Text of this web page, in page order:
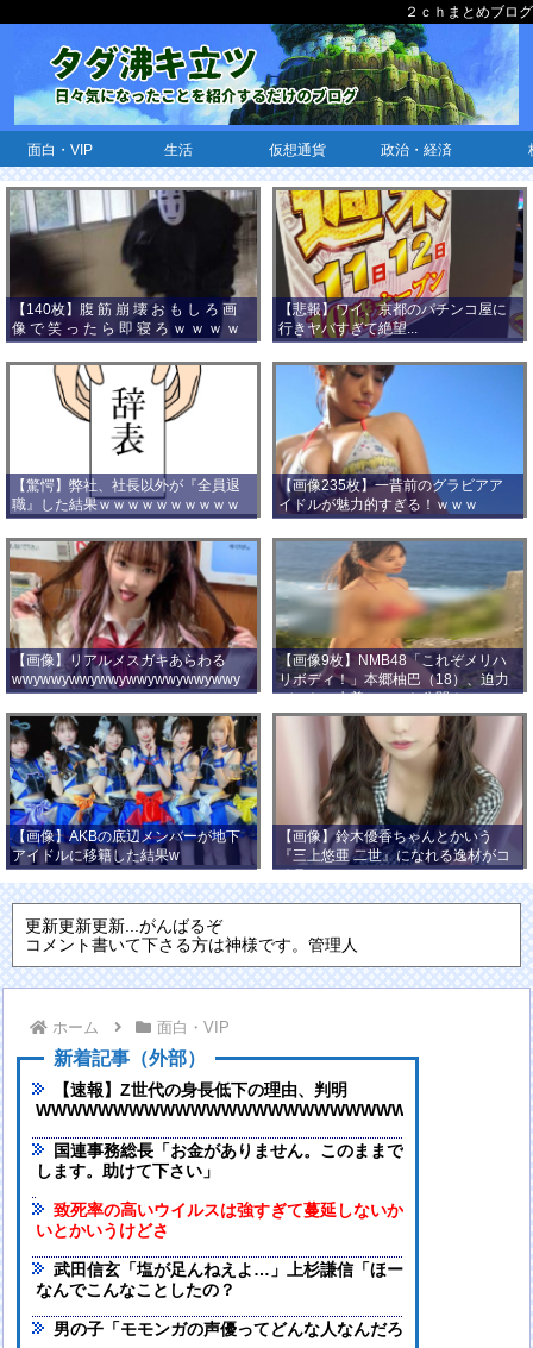
２ｃｈまとめブログ
面白・VIP 生活 仮想通貨 政治・経済
【140枚】腹 筋 崩 壊 お も し ろ 画
像 で 笑 っ た ら 即 寝 ろ ｗ ｗ ｗ ｗ
ｗ ｗ ｗ ｗ ｗ ｗ ｗ ｗ
【悲報】ワイ、京都のパチンコ屋に
行きヤバすぎて絶望...
【驚愕】弊社、社長以外が『全員退
職』した結果ｗｗｗｗｗｗｗｗｗｗ
ｗｗｗ
【画像235枚】一昔前のグラビアア
イドルが魅力的すぎる！ｗｗｗ
【画像】リアルメスガキあらわる
wwywwywwywwywwywwywwywwy
wwy
【画像9枚】NMB48「これぞメリハ
リボディ！」本郷柚巴（18）、迫力
バストの水着ショット公開！
【画像】AKBの底辺メンバーが地下
アイドルに移籍した結果w
【画像】鈴木優香ちゃんとかいう
『三上悠亜 二世』になれる逸材がコ
チラ
更新更新更新...がんばるぞ
コメント書いて下さる方は神様です。管理人
ホーム 面白・VIP
新着記事（外部）
【速報】Z世代の身長低下の理由、判明
国連事務総長「お金がありません。このままでは国連が完全崩
します。助けて下さい」
致死率の高いウイルスは強すぎて蔓延しないから人類は滅亡し
いとかいうけどさ
武田信玄「塩が足んねえよ…」上杉謙信「ほーいw(塩を送る)
なんでこんなことしたの？
男の子「モモンガの声優ってどんな人なんだろ」→ググる